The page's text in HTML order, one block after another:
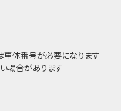
車体番号が必要になります
場合があります